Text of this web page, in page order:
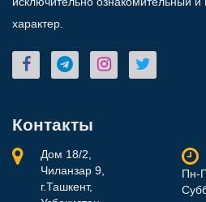
характер.
Контакты
Дом 18/2,
Чиланзар 9,
г.Ташкент,
Пн-